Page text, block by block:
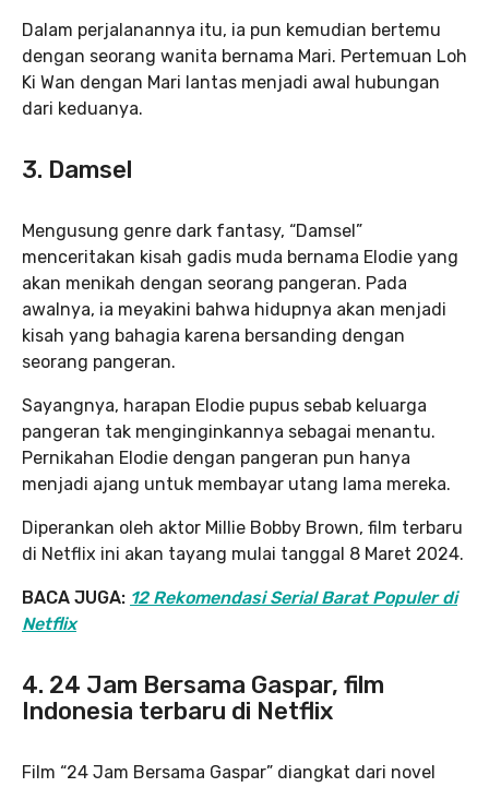
Dalam perjalanannya itu, ia pun kemudian bertemu
dengan seorang wanita bernama Mari. Pertemuan Loh
Ki Wan dengan Mari lantas menjadi awal hubungan
dari keduanya.
3. Damsel
Mengusung genre dark fantasy, “Damsel”
menceritakan kisah gadis muda bernama Elodie yang
akan menikah dengan seorang pangeran. Pada
awalnya, ia meyakini bahwa hidupnya akan menjadi
kisah yang bahagia karena bersanding dengan
seorang pangeran.
Sayangnya, harapan Elodie pupus sebab keluarga
pangeran tak menginginkannya sebagai menantu.
Pernikahan Elodie dengan pangeran pun hanya
menjadi ajang untuk membayar utang lama mereka.
Diperankan oleh aktor Millie Bobby Brown, film terbaru
di Netflix ini akan tayang mulai tanggal 8 Maret 2024.
BACA JUGA: 12 Rekomendasi Serial Barat Populer di
Netflix
4. 24 Jam Bersama Gaspar, film
Indonesia terbaru di Netflix
Film “24 Jam Bersama Gaspar” diangkat dari novel